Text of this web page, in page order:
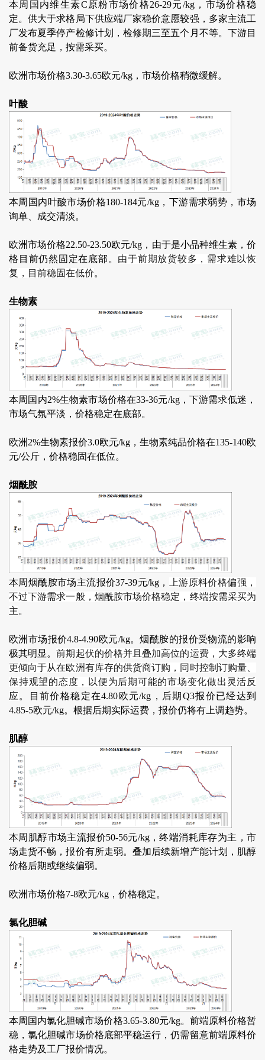
本周国内维生素C原粉市场价格26-29元/kg，市场价格稳
定。供大于求格局下供应端厂家稳价意愿较强，多家主流工
厂发布夏季停产检修计划，检修期三至五个月不等。下游目
前备货充足，按需采买。
欧洲市场价格3.30-3.65欧元/kg，市场价格稍微缓解。
叶酸
本周国内叶酸市场价格180-184元/kg，下游需求弱势，市场
询单、成交清淡。
欧洲市场价格22.50-23.50欧元/kg，由于是小品种维生素，价
格目前仍然固定在底部。 由于前期放货较多，需求难以恢
复，目前稳固在低价。
生物素
本周国内2%生物素市场价格在33-36元/kg，下游需求低迷，
市场气氛平淡，价格稳定在底部。
欧洲2%生物素报价3.0欧元/kg，生物素纯品价格在135-140欧
元/公斤，价格稳固在低位。
烟酰胺
本周烟酰胺市场主流报价37-39元/kg， 上游原料价格偏强，
不过下游需求一般，烟酰胺市场价格稳定，终端按需采买为
主。
欧洲市场报价4.8-4.90欧元/kg。烟酰胺的报价受物流的影响
极其明显。前期起伏的价格并且叠加高位的运费，大多终端
更倾向于从在欧洲有库存的供货商订购，同时控制订购量、
保持观望的态度，以便为后期可能的市场变化做出灵活反
应。目前价格稳定在4.80欧元/kg，后期Q3报价已经达到
4.85-5欧元/kg。根据后期实际运费，报价仍将有上调趋势。
肌醇
本周肌醇市场主流报价50-56元/kg，终端消耗库存为主，市
场走货不畅，报价有所走弱。叠加后续新增产能计划，肌醇
价格后期或继续偏弱。
欧洲市场价格7-8欧元/kg，价格稳定。
氯化胆碱
本周国内氯化胆碱市场价格3.65-3.80元/kg。前端原料价格暂
稳，氯化胆碱市场价格底部平稳运行，仍需留意前端原料价
格走势及工厂报价情况。